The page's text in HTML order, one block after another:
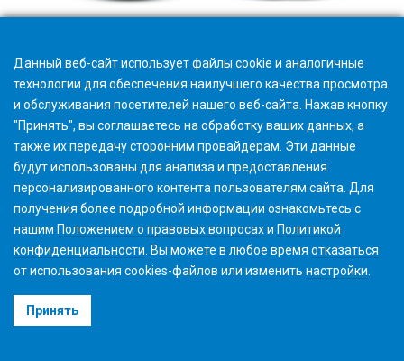
Условия использования
Данный веб-сайт использует файлы cookie и аналогичные
технологии для обеспечения наилучшего качества просмотра
и обслуживания посетителей нашего веб-сайта. Нажав кнопку
"Принять", вы соглашаетесь на обработку ваших данных, а
также их передачу сторонним провайдерам. Эти данные
будут использованы для анализа и предоставления
персонализированного контента пользователям сайта. Для
получения более подробной информации ознакомьтесь с
нашим Положением о правовых вопросахи Политикой
конфиденциальности . Вы можете в любое время отказаться
от использования cookies-файлов или изменить настройки
Принять